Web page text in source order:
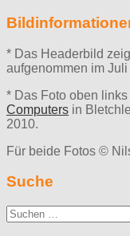
* Das Headerbild
aufgenommen im Juli
* Das Foto oben
Computers in
2010.
Für beide Fotos ©
Suche
Suche
nach: